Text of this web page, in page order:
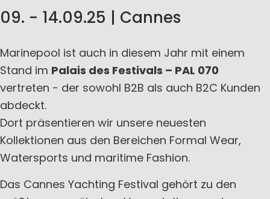
09. - 14.09.25 | Cannes
Marinepool ist auch in diesem Jahr mit einem
Stand im Palais des Festivals – PAL 070
vertreten - der sowohl B2B als auch B2C Kunden
abdeckt.
Dort präsentieren wir unsere neuesten
Kollektionen aus den Bereichen Formal Wear,
Watersports und maritime Fashion.
Das Cannes Yachting Festival gehört zu den